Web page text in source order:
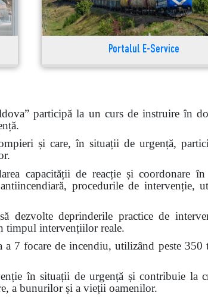
Portalul E-Service
participă la un curs de instruire în
și care, în situații de urgență,
capacității de reacție și coordonare
procedurile de intervenție,
dezvolte deprinderile practice de
timpul intervențiilor reale.
7 focare de incendiu, utilizând peste 350
în situații de urgență și contribuie la
a bunurilor și a vieții oamenilor.